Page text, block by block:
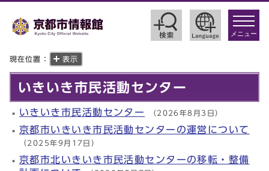
toggle
メニュー
現在位置： 表示
いきいき市民活動センター
いきいき市民活動センター （2026年8月3日）
京都市いきいき市民活動センターの運営について
（2025年9月17日）
京都市北いきいき市民活動センターの移転・整備